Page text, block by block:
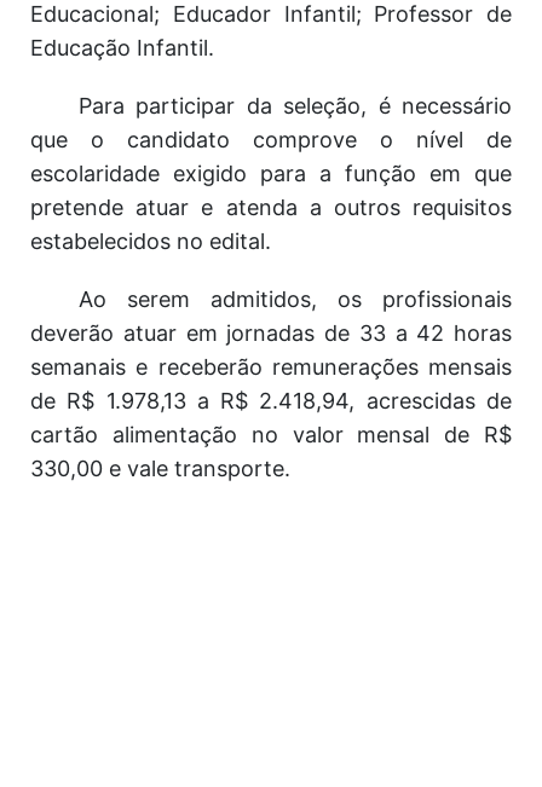
Educacional; Educador Infantil; Professor de
Educação Infantil.
Para participar da seleção, é necessário
que o candidato comprove o nível de
escolaridade exigido para a função em que
pretende atuar e atenda a outros requisitos
estabelecidos no edital.
Ao serem admitidos, os profissionais
deverão atuar em jornadas de 33 a 42 horas
semanais e receberão remunerações mensais
de R$ 1.978,13 a R$ 2.418,94, acrescidas de
cartão alimentação no valor mensal de R$
330,00 e vale transporte.